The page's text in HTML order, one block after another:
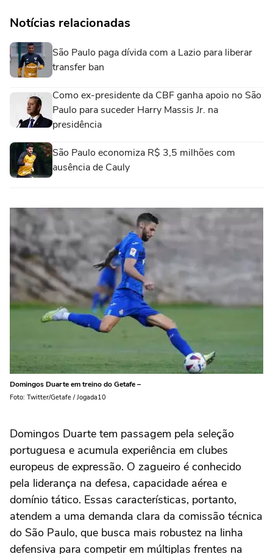
Notícias relacionadas
São Paulo paga dívida com a Lazio para liberar
transfer ban
Como ex-presidente da CBF ganha apoio no São
Paulo para suceder Harry Massis Jr. na
presidência
São Paulo economiza R$ 3,5 milhões com
ausência de Cauly
Domingos Duarte em treino do Getafe –
Foto: Twitter/Getafe / Jogada10
Domingos Duarte tem passagem pela seleção
portuguesa e acumula experiência em clubes
europeus de expressão. O zagueiro é conhecido
pela liderança na defesa, capacidade aérea e
domínio tático. Essas características, portanto,
atendem a uma demanda clara da comissão técnica
do São Paulo, que busca mais robustez na linha
defensiva para competir em múltiplas frentes na